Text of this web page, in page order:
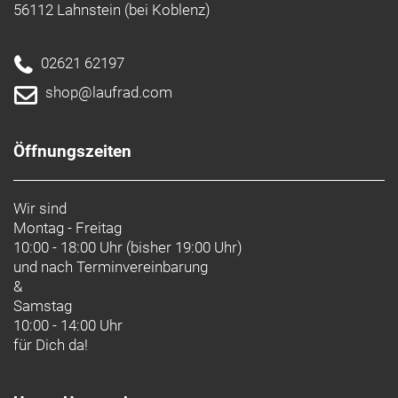
56112 Lahnstein (bei Koblenz)
02621 62197
shop@laufrad.com
Öffnungszeiten
Wir sind
Montag - Freitag
10:00 - 18:00 Uhr (bisher 19:00 Uhr)
und nach Terminvereinbarung
&
Samstag
10:00 - 14:00 Uhr
für Dich da!